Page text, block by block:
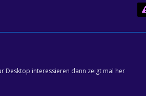
Desktop interessieren dann zeigt mal her